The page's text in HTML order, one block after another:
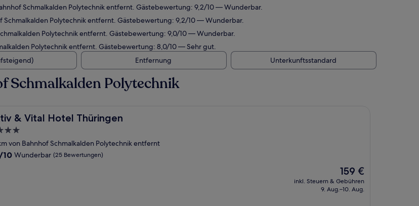
Schmalkalden Polytechnik entfernt. Gästebewertung: 9,2/10 — Wunderbar.
Schmalkalden Polytechnik entfernt. Gästebewertung: 9,2/10 — Wunderbar.
Polytechnik entfernt. Gästebewertung: 9,0/10 — Wunderbar.
Polytechnik entfernt. Gästebewertung: 8,0/10 — Sehr gut.
Entfernung Unterkunftsstandard
Schmalkalden Polytechnik
& Vital Hotel Thüringen
& Vital Hotel Thüringen
von Bahnhof Schmalkalden Polytechnik entfernt
10 Wunderbar (25 Bewertungen)
Der
Preis
beträgt
159 €
inkl. Steuern & Gebühren
9. Aug.–10. Aug.